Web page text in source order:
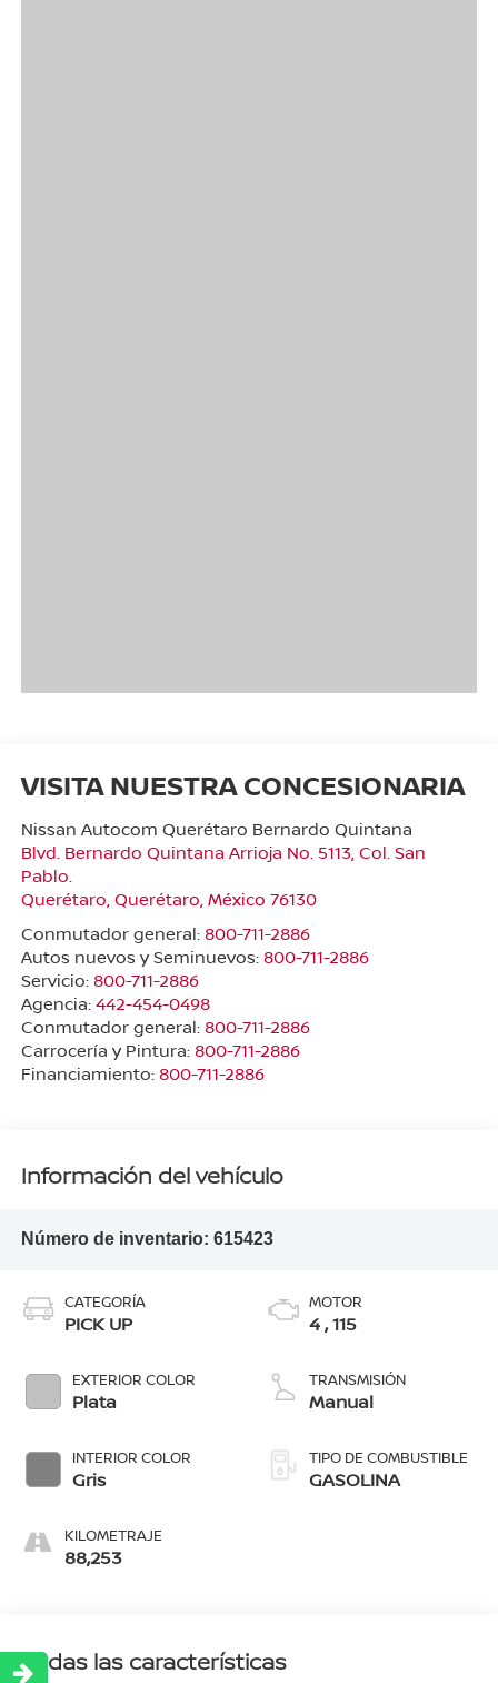
VISITA NUESTRA CONCESIONARIA
Nissan Autocom Querétaro Bernardo Quintana
Blvd. Bernardo Quintana Arrioja No. 5113, Col. San
Pablo.
Querétaro, Querétaro, México 76130
Conmutador general: 800-711-2886
Autos nuevos y Seminuevos: 800-711-2886
Servicio: 800-711-2886
Agencia: 442-454-0498
Conmutador general: 800-711-2886
Carrocería y Pintura: 800-711-2886
Financiamiento: 800-711-2886
Información del vehículo
Número de inventario: 615423
CATEGORÍA
PICK UP
EXTERIOR COLOR
Plata
INTERIOR COLOR
Gris
KILOMETRAJE
88,253
MOTOR
4 , 115
TRANSMISIÓN
Manual
TIPO DE COMBUSTIBLE
GASOLINA
Todas las características